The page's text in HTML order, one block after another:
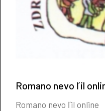
Romano nevo ľil
Romano nevo ľil online